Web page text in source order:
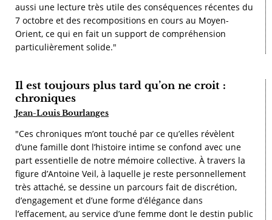
aussi une lecture très utile des conséquences récentes du
7 octobre et des recompositions en cours au Moyen-
Orient, ce qui en fait un support de compréhension
particulièrement solide."
Il est toujours plus tard qu’on ne croit :
chroniques
Jean-Louis Bourlanges
"Ces chroniques m’ont touché par ce qu’elles révèlent
d’une famille dont l’histoire intime se confond avec une
part essentielle de notre mémoire collective. À travers la
figure d’Antoine Veil, à laquelle je reste personnellement
très attaché, se dessine un parcours fait de discrétion,
d’engagement et d’une forme d’élégance dans
l’effacement, au service d’une femme dont le destin public